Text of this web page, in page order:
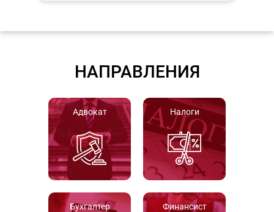
НАПРАВЛЕНИЯ
Адвокат Налоги
Бухгалтер Финансист